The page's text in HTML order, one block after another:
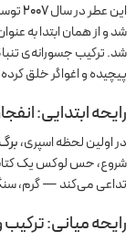
این عطر در سال۲۰۰۷
شد. ترکیب جسورانه‌ی
پیچیده و اغواگر خلق
رایحه ابتدایی:
در اولین لحظه اسپری،
شروع، حس لوکس یک
تداعی می‌کند — گرم،
رایحه میانی: